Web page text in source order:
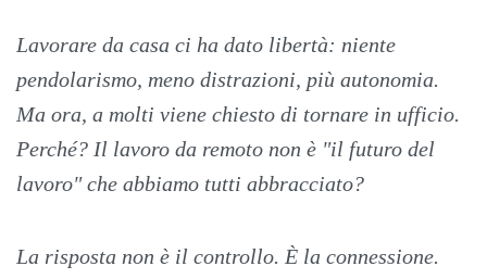
Lavorare da casa ci ha dato libertà: niente
pendolarismo, meno distrazioni, più autonomia.
Ma ora, a molti viene chiesto di tornare in ufficio.
Perché? Il lavoro da remoto non è "il futuro del
lavoro" che abbiamo tutti abbracciato?
La risposta non è il controllo. È la connessione.